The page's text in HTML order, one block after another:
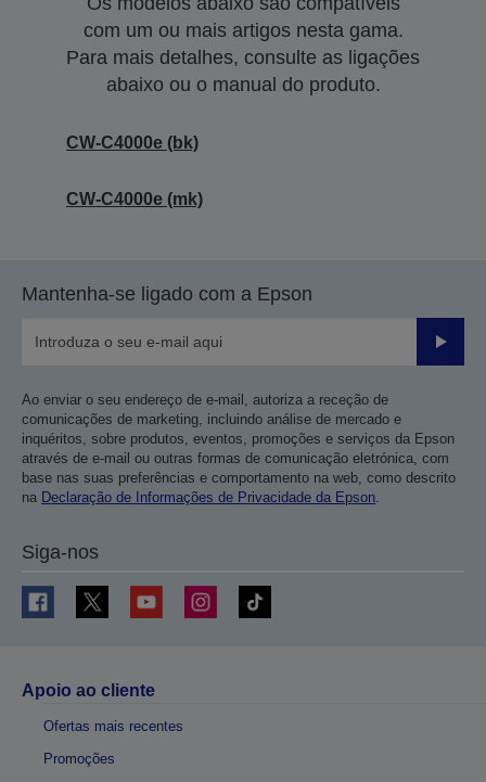
com um ou mais artigos nesta gama.
Para mais detalhes, consulte as ligações
abaixo ou o manual do produto.
CW-C4000e (bk)
CW-C4000e (mk)
Mantenha-se ligado com a Epson
Enviar
Ao enviar o seu endereço de e-mail, autoriza a receção de
comunicações de marketing, incluindo análise de mercado e
inquéritos, sobre produtos, eventos, promoções e serviços da Epson
através de e-mail ou outras formas de comunicação eletrónica, com
base nas suas preferências e comportamento na web, como descrito
na Declaração de Informações de Privacidade da Epson.
Siga-nos
Apoio ao cliente
Ofertas mais recentes
Promoções